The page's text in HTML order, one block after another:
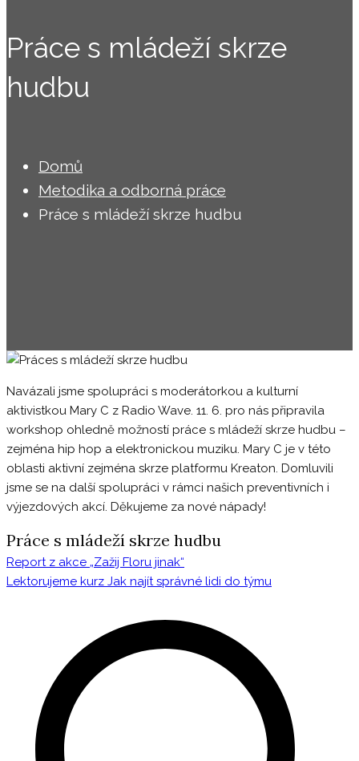
Práce s mládeží skrze
hudbu
Domů
Metodika a odborná práce
Práce s mládeží skrze hudbu
Navázali jsme spolupráci s moderátorkou a kulturní
aktivistkou Mary C z Radio Wave. 11. 6. pro nás připravila
workshop ohledně možností práce s mládeží skrze hudbu –
zejména hip hop a elektronickou muziku. Mary C je v této
oblasti aktivní zejména skrze platformu Kreaton. Domluvili
jsme se na další spolupráci v rámci našich preventivních i
výjezdových akcí. Děkujeme za nové nápady!
Práce s mládeží skrze hudbu
Navigace
pro
Report z akce „Zažij Floru jinak“
Lektorujeme kurz Jak najít správné lidi do týmu